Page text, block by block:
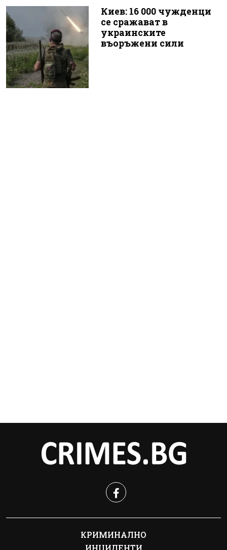
Киев: 16 000 чужденци
се сражават в
украинските
въоръжени сили
КРИМИНАЛНО